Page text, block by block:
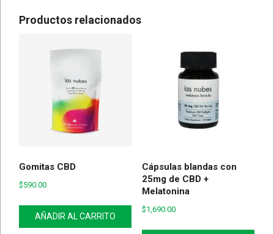
Productos relacionados
Gomitas CBD
$590.00
AÑADIR AL CARRITO
Cápsulas blandas con
25mg de CBD +
Melatonina
$1,690.00